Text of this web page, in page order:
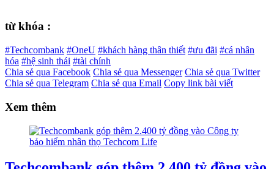
từ khóa :
#Techcombank #OneU #khách hàng thân thiết #ưu đãi #cá nhân
hóa #hệ sinh thái #tài chính
Chia sẻ qua Facebook Chia sẻ qua Messenger Chia sẻ qua Twitter
Chia sẻ qua Telegram Chia sẻ qua Email Copy link bài viết
Xem thêm